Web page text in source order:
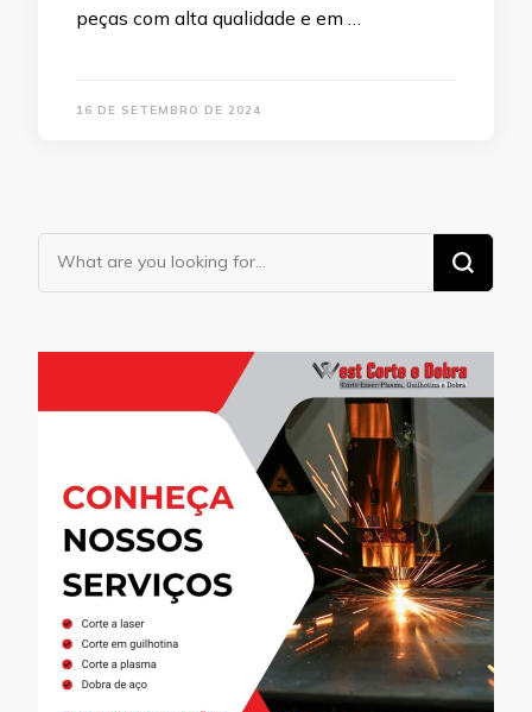
peças com alta qualidade e em …
16 DE SETEMBRO DE 2024
Looking
for